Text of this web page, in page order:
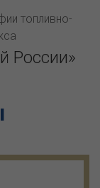
топливно-
России»